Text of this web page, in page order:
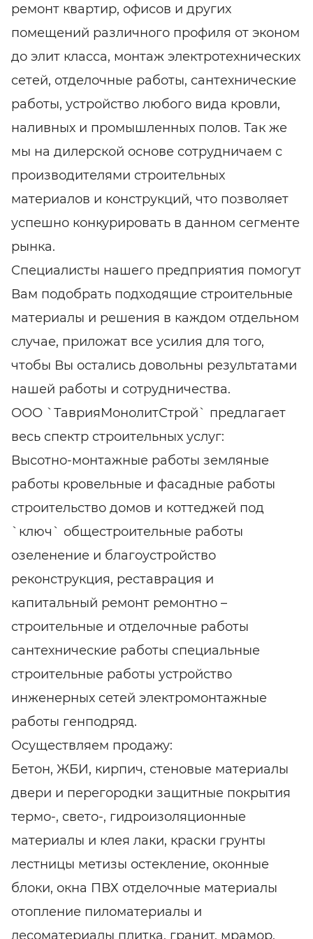
ремонт квартир, офисов и других
помещений различного профиля от эконом
до элит класса, монтаж электротехнических
сетей, отделочные работы, сантехнические
работы, устройство любого вида кровли,
наливных и промышленных полов. Так же
мы на дилерской основе сотрудничаем с
производителями строительных
материалов и конструкций, что позволяет
успешно конкурировать в данном сегменте
рынка.
Специалисты нашего предприятия помогут
Вам подобрать подходящие строительные
материалы и решения в каждом отдельном
случае, приложат все усилия для того,
чтобы Вы остались довольны результатами
нашей работы и сотрудничества.
ООО `ТаврияМонолитСтрой` предлагает
весь спектр строительных услуг:
Высотно-монтажные работы земляные
работы кровельные и фасадные работы
строительство домов и коттеджей под
`ключ` общестроительные работы
озеленение и благоустройство
реконструкция, реставрация и
капитальный ремонт ремонтно –
строительные и отделочные работы
сантехнические работы специальные
строительные работы устройство
инженерных сетей электромонтажные
работы генподряд.
Осуществляем продажу:
Бетон, ЖБИ, кирпич, стеновые материалы
двери и перегородки защитные покрытия
термо-, свето-, гидроизоляционные
материалы и клея лаки, краски грунты
лестницы метизы остекление, оконные
блоки, окна ПВХ отделочные материалы
отопление пиломатериалы и
лесоматериалы плитка, гранит, мрамор,